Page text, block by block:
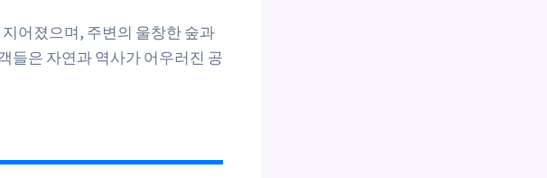
어졌으며, 주변의 울창한 숲과
들은 자연과 역사가 어우러진 공